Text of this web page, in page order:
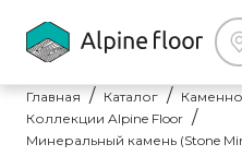
Главная Каталог
Коллекции Alpine Floor
Минеральный камень (Stone